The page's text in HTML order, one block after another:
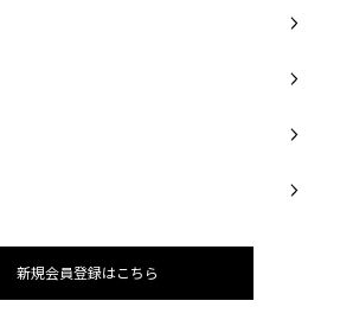
新規会員登録はこちら